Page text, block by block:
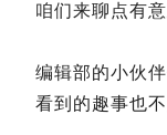
咱们来聊点有
编辑部的小伙
看到的趣事也不